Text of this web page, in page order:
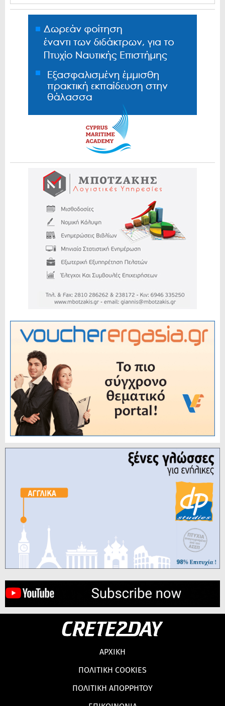
ΑΡΧΙΚΗ
ΠΟΛΙΤΙΚΗ COOKIES
ΠΟΛΙΤΙΚΗ ΑΠΟΡΡΗΤΟΥ